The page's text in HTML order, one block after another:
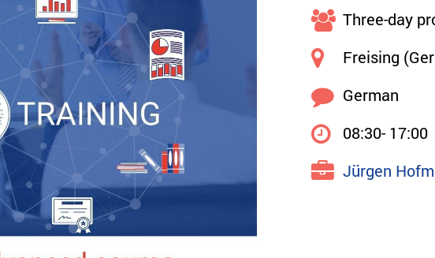
Three-day
Freising
German
08:30- 17:00
Jürgen